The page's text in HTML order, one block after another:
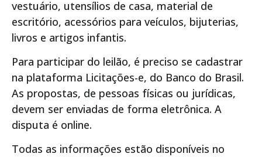
vestuário, utensílios de casa, material de
escritório, acessórios para veículos, bijuterias,
livros e artigos infantis.
Para participar do leilão, é preciso se cadastrar
na plataforma Licitações-e, do Banco do Brasil.
As propostas, de pessoas físicas ou jurídicas,
devem ser enviadas de forma eletrônica. A
disputa é online.
Todas as informações estão disponíveis no